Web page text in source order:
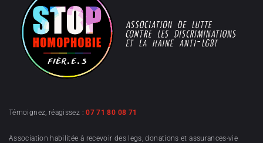
Témoignez, réagissez :07 71 80 08 71
Association habilitée à recevoir des legs, donations et assurances-vie